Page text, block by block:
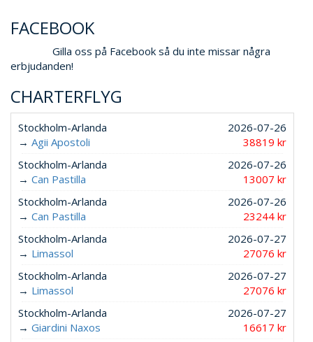
FACEBOOK
Gilla oss på Facebook så du inte missar några
erbjudanden!
CHARTERFLYG
Stockholm-Arlanda
→ Agii Apostoli
2026-07-26
38819 kr
Stockholm-Arlanda
→ Can Pastilla
2026-07-26
13007 kr
Stockholm-Arlanda
→ Can Pastilla
2026-07-26
23244 kr
Stockholm-Arlanda
→ Limassol
2026-07-27
27076 kr
Stockholm-Arlanda
→ Limassol
2026-07-27
27076 kr
Stockholm-Arlanda
→ Giardini Naxos
2026-07-27
16617 kr